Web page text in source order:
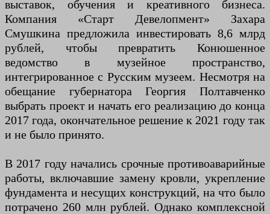
выставок, обучения и креативного бизнеса.
Компания «Старт Девелопмент» Захара
Смушкина предложила инвестировать 8,6 млрд
рублей, чтобы превратить Конюшенное
ведомство в музейное пространство,
интегрированное с Русским музеем. Несмотря на
обещание губернатора Георгия Полтавченко
выбрать проект и начать его реализацию до конца
2017 года, окончательное решение к 2021 году так
и не было принято.
В 2017 году начались срочные противоаварийные
работы, включавшие замену кровли, укрепление
фундамента и несущих конструкций, на что было
потрачено 260 млн рублей. Однако комплексной